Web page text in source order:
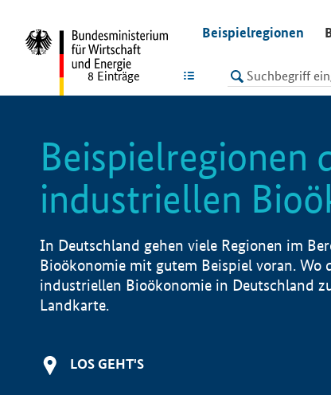
Beispielregionen
LISTE
8 Einträge
Beispielregionen
industriellen
In Deutschland gehen viele Regionen im
Bioökonomie mit gutem Beispiel voran. Wo
industriellen Bioökonomie in Deutschland
Landkarte.
LOS GEHT'S